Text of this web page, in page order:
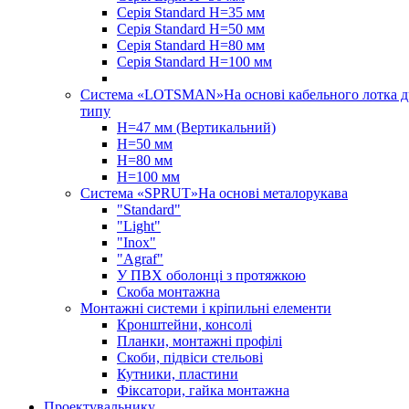
Серія Standard Н=35 мм
Серія Standard Н=50 мм
Серія Standard Н=80 мм
Серія Standard Н=100 мм
Система «LOTSMAN»На основі кабельного лотка
типу
Н=47 мм (Вертикальний)
Н=50 мм
Н=80 мм
Н=100 мм
Система «SPRUT»На основі металорукава
"Standard"
"Light"
"Inox"
"Agraf"
У ПВХ оболонці з протяжкою
Скоба монтажна
Монтажні системи і кріпильні елементи
Кронштейни, консолі
Планки, монтажні профілі
Скоби, підвіси стельові
Кутники, пластини
Фіксатори, гайка монтажна